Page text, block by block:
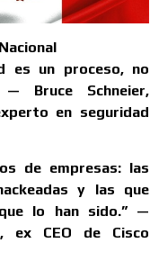
es un proceso, no
Bruce Schneier,
en seguridad
de empresas: las
y las que
lo han sido.” —
ex CEO de Cisco